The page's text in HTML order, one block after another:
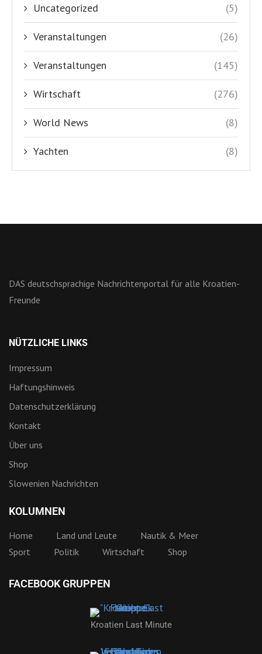
Uncategorized (5)
Veranstaltungen (26)
Veranstaltungen (145)
Wirtschaft (276)
World News (8)
Yachten (8)
DAS deutschsprachige Nachrichtenportal für alle Kroatien-
Freunde
NÜTZLICHE LINKS
Impressum
Haftungshinweis
Datenschutzerklärung
Kontakt
Über uns
Shop
Slowenien Nachrichten
KOLUMNEN
Home Land und Leute
Nautik & Meer
Sport
Politik Wirtschaft Shop
FACEBOOK GRUPPEN
Kroatien Last Minute